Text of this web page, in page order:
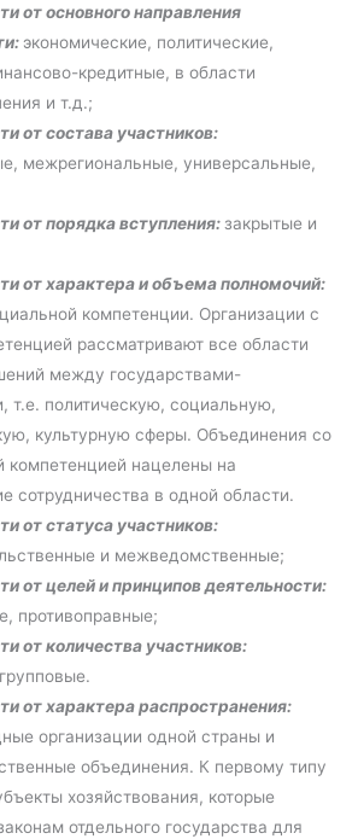
от основного направления
экономические, политические,
кредитные, в области
и т.д.;
от состава участников:
межрегиональные, универсальные,
от порядка вступления:закрытые и
от характера и объема полномочий:
компетенции. Организации с
рассматривают все области
между государствами-
т.е. политическую, социальную,
культурную сферы. Объединения со
компетенцией нацелены на
сотрудничества в одной области.
от статуса участников:
и межведомственные;
от целей и принципов деятельности:
противоправные;
от количества участников:
от характера распространения:
организации одной страны и
объединения. К первому типу
хозяйствования, которые
отдельного государства для